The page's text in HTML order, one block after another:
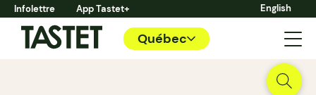
Infolettre App Tastet+ English
Québec